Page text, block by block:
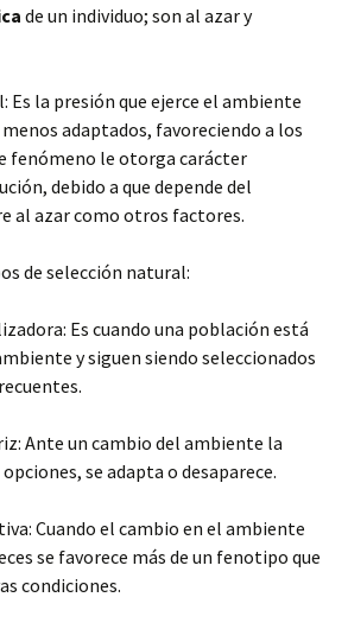
de un individuo; son al azar y
Es la presión que ejerce el ambiente
adaptados, favoreciendo a los
fenómeno le otorga carácter
debido a que depende del
al azar como otros factores.
de selección natural:
Es cuando una población está
y siguen siendo seleccionados
Ante un cambio del ambiente la
se adapta o desaparece.
Cuando el cambio en el ambiente
se favorece más de un fenotipo que
condiciones.